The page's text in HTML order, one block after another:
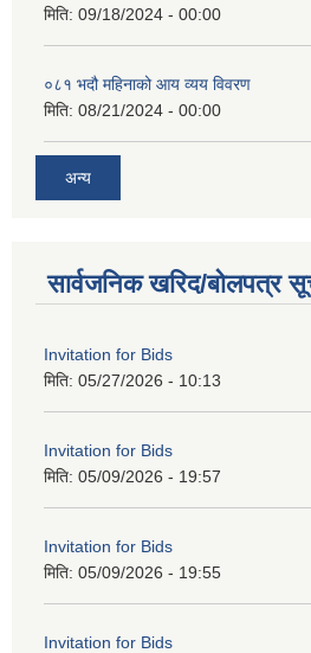
मिति: 09/18/2024 - 00:00
०८१ भदौ महिनाको आय व्यय विवरण
मिति: 08/21/2024 - 00:00
अन्य
सार्वजनिक खरिद/बोलपत्र
Invitation for Bids
मिति: 05/27/2026 - 10:13
Invitation for Bids
मिति: 05/09/2026 - 19:57
Invitation for Bids
मिति: 05/09/2026 - 19:55
Invitation for Bids